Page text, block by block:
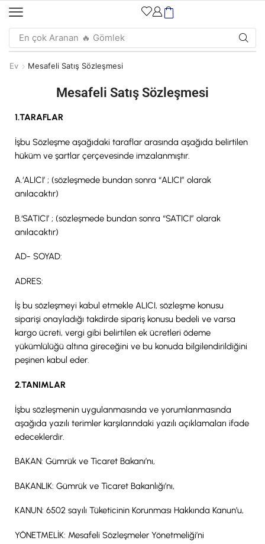
En çok Aranan 🔥 Gömlek
Ev Mesafeli Satış Sözleşmesi
Mesafeli Satış Sözleşmesi
1.TARAFLAR
İşbu Sözleşme aşağıdaki taraflar arasında aşağıda belirtilen
hüküm ve şartlar çerçevesinde imzalanmıştır.
A.‘ALICI’ ; (sözleşmede bundan sonra “ALICI” olarak
anılacaktır)
B.‘SATICI’ ; (sözleşmede bundan sonra “SATICI” olarak
anılacaktır)
AD- SOYAD:
ADRES:
İş bu sözleşmeyi kabul etmekle ALICI, sözleşme konusu
siparişi onayladığı takdirde sipariş konusu bedeli ve varsa
kargo ücreti, vergi gibi belirtilen ek ücretleri ödeme
yükümlülüğü altına gireceğini ve bu konuda bilgilendirildiğini
peşinen kabul eder.
2.TANIMLAR
İşbu sözleşmenin uygulanmasında ve yorumlanmasında
aşağıda yazılı terimler karşılarındaki yazılı açıklamaları ifade
edeceklerdir.
BAKAN: Gümrük ve Ticaret Bakanı’nı,
BAKANLIK: Gümrük ve Ticaret Bakanlığı’nı,
KANUN: 6502 sayılı Tüketicinin Korunması Hakkında Kanun’u,
YÖNETMELİK: Mesafeli Sözleşmeler Yönetmeliği’ni